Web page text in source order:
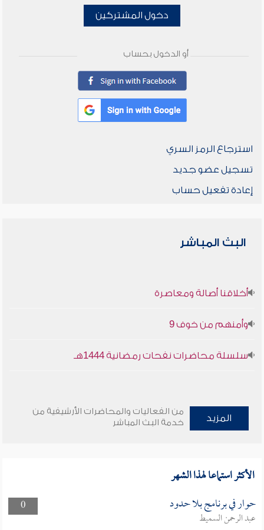
دخول المشتركين
أو الدخول بحساب
استرجاع الرمز السري
تسجيل عضو جديد
إعادة تفعيل حساب
البث المباشر
أخلاقنا أصالة ومعاصرة
وأمنهم من خوف 9
سلسلة محاضرات نفحات رمضانية 1444هـ
المزيد
من الفعاليات والمحاضرات الأرشيفية من
خدمة البث المباشر
الأكثر استماعا لهذا الشهر
0 حوار في برنامج بلا حدود
عبد الرحمن السميط